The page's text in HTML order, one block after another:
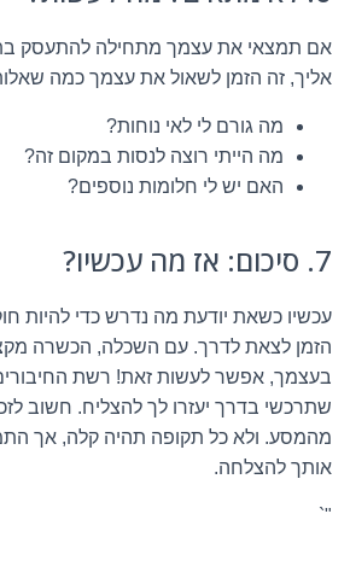
אם תמצאי את עצמך מתחילה להתעסק
אליך, זה הזמן לשאול את עצמך כמה
מה גורם לי לאי נוחות?
מה הייתי רוצה לנסות במקום זה?
האם יש לי חלומות נוספים?
7. סיכום: אז מה עכשיו?
עכשיו כשאת יודעת מה נדרש כדי להיות
הזמן לצאת לדרך. עם השכלה, הכשרה
בעצמך, אפשר לעשות זאת! רשת החיבורים
שתרכשי בדרך יעזרו לך להצליח. חשוב
מהמסע. ולא כל תקופה תהיה קלה, אך
אותך להצלחה.
"`